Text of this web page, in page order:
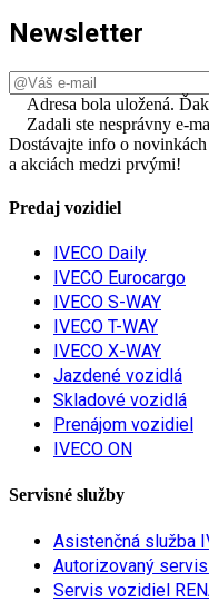
Newsletter
Adresa bola uložená.
Zadali ste nesprávny e-
Dostávajte info o novinkách
a akciách medzi prvými!
Predaj vozidiel
IVECO Daily
IVECO Eurocargo
IVECO S-WAY
IVECO T-WAY
IVECO X-WAY
Jazdené vozidlá
Skladové vozidlá
Prenájom vozidiel
IVECO ON
Servisné služby
Asistenčná služba
Autorizovaný
Servis vozidiel